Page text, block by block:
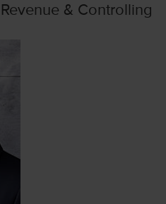
& Controlling